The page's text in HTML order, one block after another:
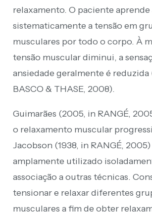
relaxamento. O paciente
sistematicamente a tensão em
musculares por todo o corpo. À
tensão muscular diminui, a
ansiedade geralmente é reduzida
BASCO & THASE, 2008).
Guimarães (2005, in RANGÉ,
o relaxamento muscular
Jacobson (1938, in RANGÉ, 2005)
amplamente utilizado
associação a outras técnicas.
tensionar e relaxar diferentes
musculares a fim de obter